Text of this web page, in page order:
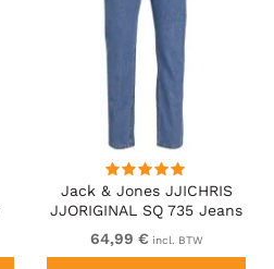
Jack & Jones JJICHRIS
JJORIGINAL SQ 735 Jeans
Blue Denim
64,99 € incl. BTW